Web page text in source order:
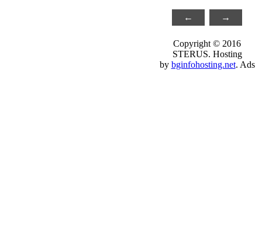
← →
Copyright © 2016
STERUS. Hosting
by bginfohosting.net. Ads